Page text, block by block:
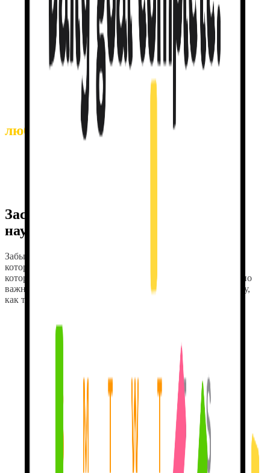
Так мы на самомделе учимся.
доводит тебя до 46% самокоррекции — то есть
ты сам ловишь свои ошибки почти в половине случаев.
Другие приложения? Ближе к 0%. Я построена на
рецензируемых лингвистических исследованиях. А не на
Давай поговорим о том,
любишь.
Застрял? Я здесь, чтобы
научить.
Забыл слово?
котором ты говорил на прошлой неделе, или из поездки,
которую ты планируешь — из того, что тебе действительно
важно. Другие приложения забывают тебя в ту же секунду,
как ты их закрываешь.
Серии за реальную
Заходи каждый день. Об остальном позабочусь я. Серии
зарабатываются настоящими сообщениями
кнопки, чтобы поддержать число. Никаких фейковых наград.
Только мотивация. И никакого чувства вины.
Ошибки — это хорошо.
Когда ты ошибаешься, я не стыжу тебя.
Я мягко
подталкиваю к правильному варианту и даю попробовать
снова. Никаких жирных красных крестов. Никаких
потерянных сердечек. Duolingo наказывает за ошибки. Я